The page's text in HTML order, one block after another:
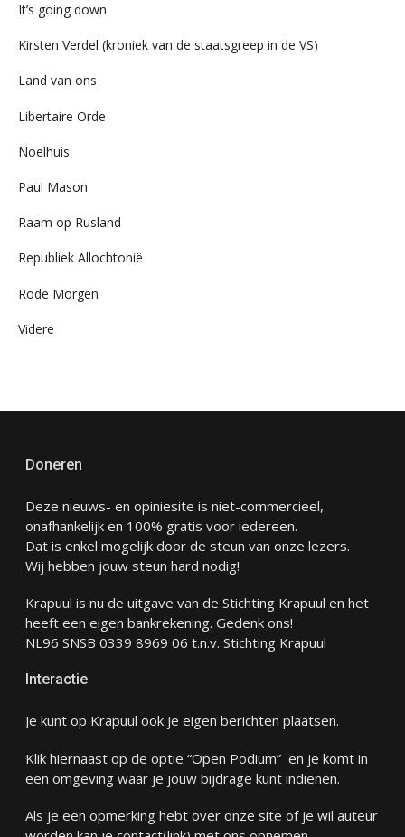
It’s going down
Kirsten Verdel (kroniek van de staatsgreep in de VS)
Land van ons
Libertaire Orde
Noelhuis
Paul Mason
Raam op Rusland
Republiek Allochtonië
Rode Morgen
Videre
Doneren
Deze nieuws- en opiniesite is niet-commercieel,
onafhankelijk en 100% gratis voor iedereen.
Dat is enkel mogelijk door de steun van onze lezers.
Wij hebben jouw steun hard nodig!
Krapuul is nu de uitgave van de Stichting Krapuul en het
heeft een eigen bankrekening. Gedenk ons!
NL96 SNSB 0339 8969 06 t.n.v. Stichting Krapuul
Interactie
Je kunt op Krapuul ook je eigen berichten plaatsen.
Klik hiernaast op de optie “Open Podium” en je komt in
een omgeving waar je jouw bijdrage kunt indienen.
Als je een opmerking hebt over onze site of je wil auteur